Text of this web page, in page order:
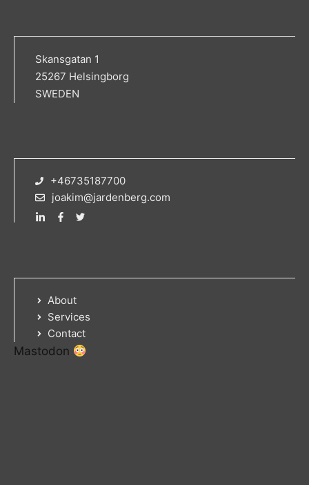
Skansgatan 1
25267 Helsingborg
SWEDEN
+46735187700
joakim@jardenberg.com
About
Services
Contact
Mastodon